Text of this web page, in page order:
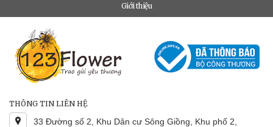
Giới thiệu
THÔNG TIN LIÊN HỆ
33 Đường số 2, Khu Dân cư Sông Giồng, Khu phố 2,